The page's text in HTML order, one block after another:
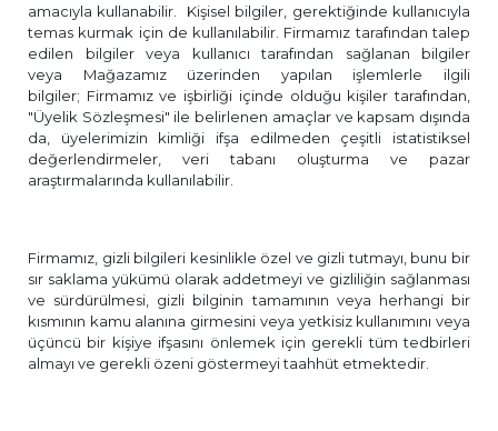
amacıyla kullanabilir. Kişisel bilgiler, gerektiğinde kullanıcıyla
temas kurmak için de kullanılabilir. Firmamız tarafından talep
edilen bilgiler veya kullanıcı tarafından sağlanan bilgiler
veya Mağazamız üzerinden yapılan işlemlerle ilgili
bilgiler; Firmamız ve işbirliği içinde olduğu kişiler tarafından,
"Üyelik Sözleşmesi" ile belirlenen amaçlar ve kapsam dışında
da, üyelerimizin kimliği ifşa edilmeden çeşitli istatistiksel
değerlendirmeler, veri tabanı oluşturma ve pazar
araştırmalarında kullanılabilir.
Firmamız, gizli bilgileri kesinlikle özel ve gizli tutmayı, bunu bir
sır saklama yükümü olarak addetmeyi ve gizliliğin sağlanması
ve sürdürülmesi, gizli bilginin tamamının veya herhangi bir
kısmının kamu alanına girmesini veya yetkisiz kullanımını veya
üçüncü bir kişiye ifşasını önlemek için gerekli tüm tedbirleri
almayı ve gerekli özeni göstermeyi taahhüt etmektedir.